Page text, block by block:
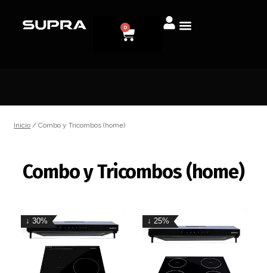
0
Inicio / Combo y Tricombos (home)
Combo y Tricombos (home)
↓ 30% ↓ 25%